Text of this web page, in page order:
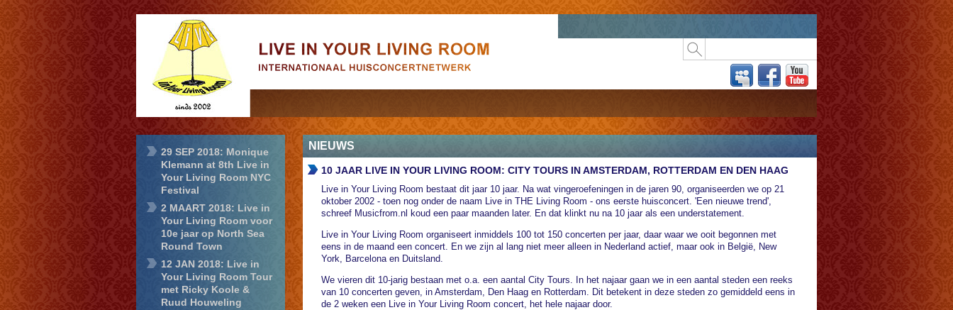
Live in Your
Living Room
29 SEP 2018: Monique
Klemann at 8th Live in
Your Living Room NYC
Festival
2 MAART 2018: Live in
Your Living Room voor
10e jaar op North Sea
Round Town
12 JAN 2018: Live in
Your Living Room Tour
met Ricky Koole &
Ruud Houweling
NIEUWS
10 JAAR LIVE IN YOUR LIVING ROOM: CITY TOURS IN AMSTERDAM, ROTTERDAM EN DEN HAAG
Live in Your Living Room bestaat dit jaar 10 jaar. Na wat vingeroefeningen in de jaren 90, organiseerden we op 21
oktober 2002 - toen nog onder de naam Live in THE Living Room - ons eerste huisconcert. 'Een nieuwe trend',
schreef Musicfrom.nl koud een paar maanden later. En dat klinkt nu na 10 jaar als een understatement.
Live in Your Living Room organiseert inmiddels 100 tot 150 concerten per jaar, daar waar we ooit begonnen met
eens in de maand een concert. En we zijn al lang niet meer alleen in Nederland actief, maar ook in België, New
York, Barcelona en Duitsland.
We vieren dit 10-jarig bestaan met o.a. een aantal City Tours. In het najaar gaan we in een aantal steden een reeks
van 10 concerten geven, in Amsterdam, Den Haag en Rotterdam. Dit betekent in deze steden zo gemiddeld eens in
de 2 weken een Live in Your Living Room concert, het hele najaar door.